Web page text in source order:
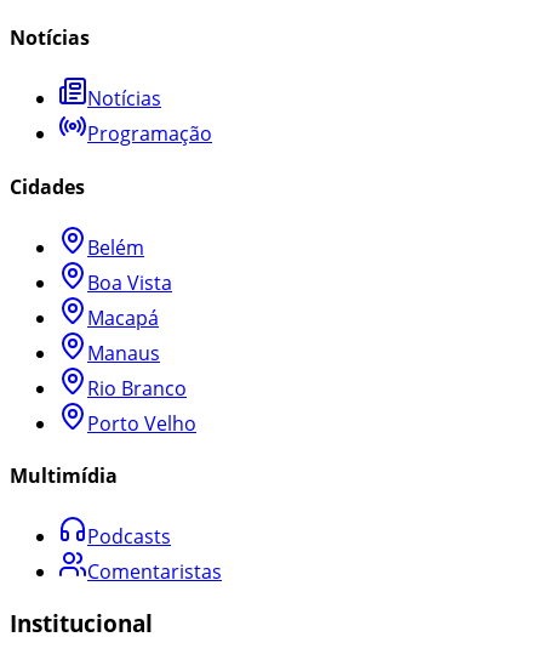
Notícias
Notícias
Programação
Cidades
Belém
Boa Vista
Macapá
Manaus
Rio Branco
Porto Velho
Multimídia
Podcasts
Comentaristas
Institucional